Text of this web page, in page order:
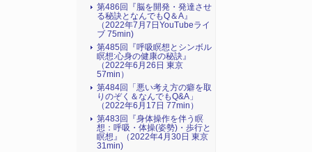
第486回『脳を開発・発達させ
る秘訣となんでもQ＆A』
（2022年7月7日YouTubeライ
ブ 75min)
第485回『呼吸瞑想とシンボル
瞑想:心身の健康の秘訣』
（2022年6月26日 東京
57min）
第484回「悪い考え方の癖を取
りのぞく＆なんでもQ&A」
（2022年6月17日 77min）
第483回『身体操作を伴う瞑
想：呼吸・体操(姿勢)・歩行と
瞑想』（2022年4月30日 東京
31min)